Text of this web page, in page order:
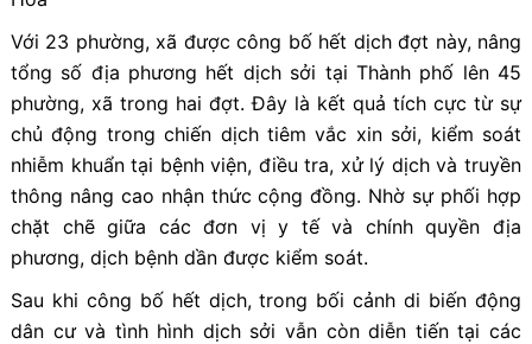
Với 23 phường, xã được công bố hết dịch đợt này, nâng
tổng số địa phương hết dịch sởi tại Thành phố lên 45
phường, xã trong hai đợt. Đây là kết quả tích cực từ sự
chủ động trong chiến dịch tiêm vắc xin sởi, kiểm soát
nhiễm khuẩn tại bệnh viện, điều tra, xử lý dịch và truyền
thông nâng cao nhận thức cộng đồng. Nhờ sự phối hợp
chặt chẽ giữa các đơn vị y tế và chính quyền địa
phương, dịch bệnh dần được kiểm soát.
Sau khi công bố hết dịch, trong bối cảnh di biến động
dân cư và tình hình dịch sởi vẫn còn diễn tiến tại các